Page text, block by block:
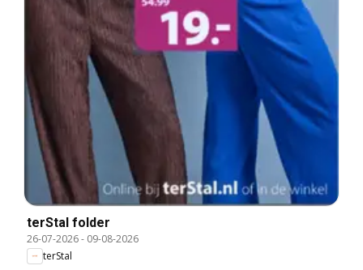
terStal folder
26-07-2026- 09-08-2026
terStal